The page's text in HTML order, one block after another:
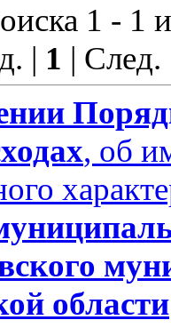
1 - 1
| 1 |
, об
области